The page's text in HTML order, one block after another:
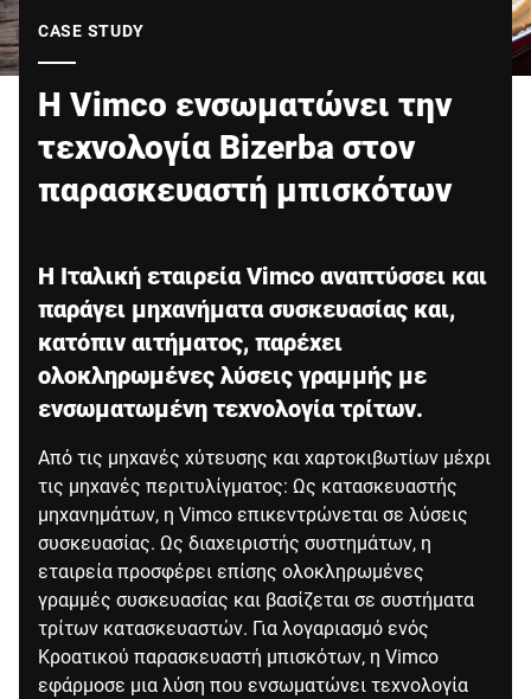
CASE STUDY
Η Vimco ενσωματώνει την
τεχνολογία Bizerba στον
παρασκευαστή μπισκότων
Η Ιταλική εταιρεία Vimco αναπτύσσει και
παράγει μηχανήματα συσκευασίας και,
κατόπιν αιτήματος, παρέχει
ολοκληρωμένες λύσεις γραμμής με
ενσωματωμένη τεχνολογία τρίτων.
Από τις μηχανές χύτευσης και χαρτοκιβωτίων μέχρι
τις μηχανές περιτυλίγματος: Ως κατασκευαστής
μηχανημάτων, η Vimco επικεντρώνεται σε λύσεις
συσκευασίας. Ως διαχειριστής συστημάτων, η
εταιρεία προσφέρει επίσης ολοκληρωμένες
γραμμές συσκευασίας και βασίζεται σε συστήματα
τρίτων κατασκευαστών. Για λογαριασμό ενός
Κροατικού παρασκευαστή μπισκότων, η Vimco
εφάρμοσε μια λύση που ενσωματώνει τεχνολογία